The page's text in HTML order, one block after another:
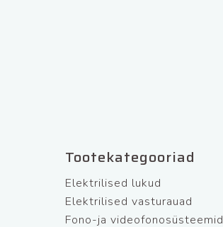
Tootekategooriad
Elektrilised lukud
Elektrilised vasturauad
Fono-ja videofonosüsteemid